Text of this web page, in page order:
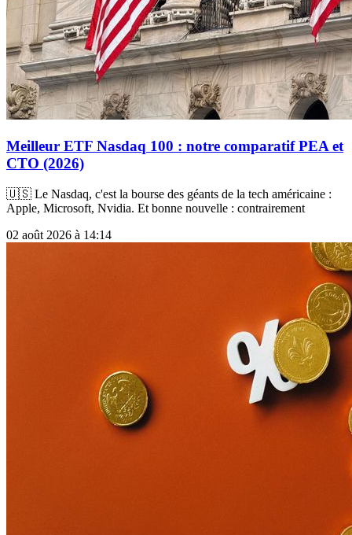
Meilleur ETF Nasdaq 100 : notre comparatif PEA et
CTO (2026)
🇺🇸 Le Nasdaq, c'est la bourse des géants de la tech américaine :
Apple, Microsoft, Nvidia. Et bonne nouvelle : contrairement
02 août 2026 à 14:14